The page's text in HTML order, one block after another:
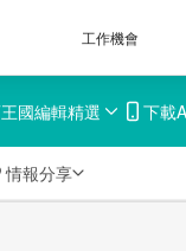
工作機會
國編輯精選 下載
情報分享